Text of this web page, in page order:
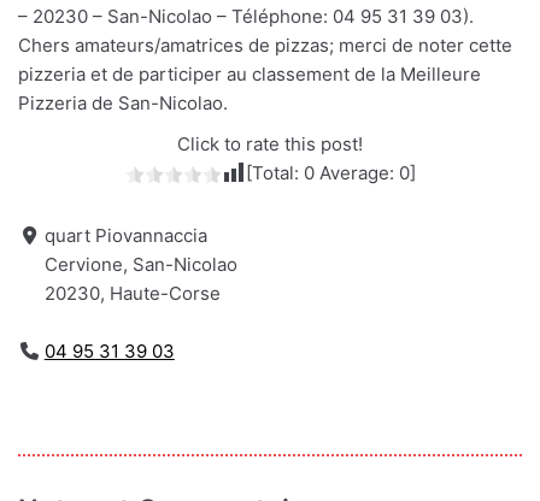
– 20230 – San-Nicolao – Téléphone: 04 95 31 39 03).
Chers amateurs/amatrices de pizzas; merci de noter cette
pizzeria et de participer au classement de la Meilleure
Pizzeria de San-Nicolao.
Click to rate this post!
[Total: 0Average: 0]
quart Piovannaccia
Cervione, San-Nicolao
20230, Haute-Corse
04 95 31 39 03